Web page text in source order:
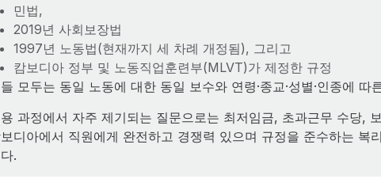
민법,
2019년 사회보장법
1997년 노동법(현재까지 세 차례 개정됨), 그리고
캄보디아 정부 및 노동직업훈련부(MLVT)가 제정한 규정
모두는 동일 노동에 대한 동일 보수와 연령·종교·성별·인종에
과정에서 자주 제기되는 질문으로는 최저임금, 초과근무 수당,
디아에서 직원에게 완전하고 경쟁력 있으며 규정을 준수하는 복
.